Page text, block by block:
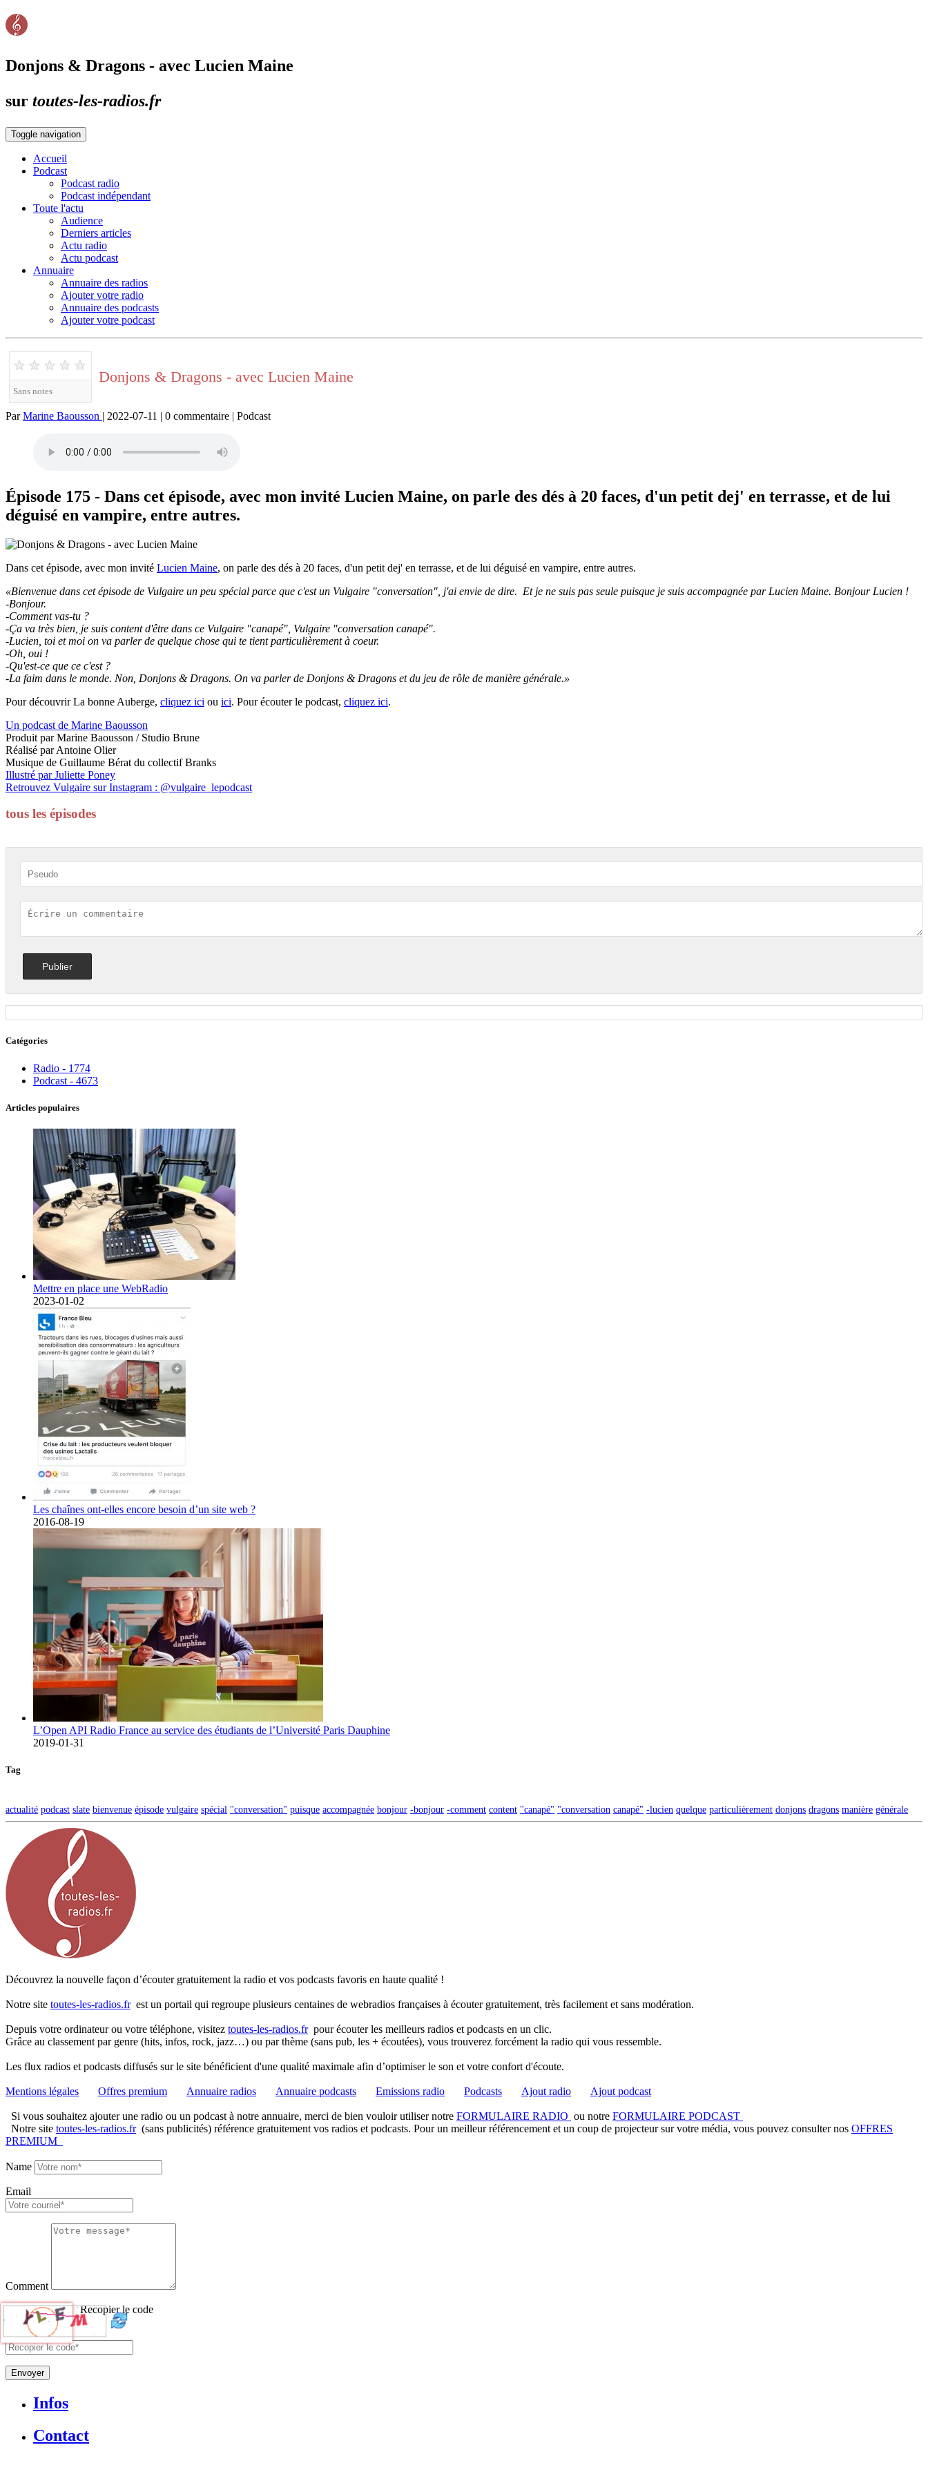
Donjons & Dragons - avec Lucien Maine
sur toutes-les-radios.fr
Toggle navigation
Accueil
Podcast
Podcast radio
Podcast indépendant
Toute l'actu
Audience
Derniers articles
Actu radio
Actu podcast
Annuaire
Annuaire des radios
Ajouter votre radio
Annuaire des podcasts
Ajouter votre podcast
★ ★ ★ ★ ★
Sans notes
Donjons & Dragons - avec Lucien Maine
ParMarine Baousson | 2022-07-11 | 0 commentaire | Podcast
Épisode 175 - Dans cet épisode, avec mon invité Lucien Maine, on parle des dés à 20 faces, d'un petit dej' en terrasse, et de lui
déguisé en vampire, entre autres.
Dans cet épisode, avec mon invité Lucien Maine, on parle des dés à 20 faces, d'un petit dej' en terrasse, et de lui déguisé en vampire, entre autres.
«Bienvenue dans cet épisode de Vulgaire un peu spécial parce que c'est un Vulgaire "conversation", j'ai envie de dire. Et je ne suis pas seule puisque je suis accompagnée par Lucien Maine. Bonjour Lucien !
-Bonjour.
-Comment vas-tu ?
-Ça va très bien, je suis content d'être dans ce Vulgaire "canapé", Vulgaire "conversation canapé".
-Lucien, toi et moi on va parler de quelque chose qui te tient particulièrement à coeur.
-Oh, oui !
-Qu'est-ce que ce c'est ?
-La faim dans le monde. Non, Donjons & Dragons. On va parler de Donjons & Dragons et du jeu de rôle de manière générale.»
Pour découvrir La bonne Auberge, cliquez ici ou ici. Pour écouter le podcast, cliquez ici.
Un podcast de Marine Baousson
Produit par Marine Baousson / Studio Brune
Réalisé par Antoine Olier
Musique de Guillaume Bérat du collectif Branks
Illustré par Juliette Poney
Retrouvez Vulgaire sur Instagram : @vulgaire_lepodcast
tous les épisodes
Catégories
Radio - 1774
Podcast - 4673
Articles populaires
Mettre en place une WebRadio
2023-01-02
Les chaînes ont-elles encore besoin d’un site web ?
2016-08-19
L’Open API Radio France au service des étudiants de l’Université Paris Dauphine
2019-01-31
Tag
actualité podcast slate bienvenue épisode vulgaire spécial "conversation" puisque accompagnée bonjour -bonjour -comment content "canapé" "conversation canapé" -lucien quelque particulièrement donjons dragons manière générale
Découvrez la nouvelle façon d’écouter gratuitement la radio et vos podcasts favoris en haute qualité !
Notre site toutes-les-radios.frest un portail qui regroupe plusieurs centaines de webradios françaises à écouter gratuitement, très facilement et sans modération.
Depuis votre ordinateur ou votre téléphone, visitez toutes-les-radios.frpour écouter les meilleurs radios et podcasts en un clic.
Grâce au classement par genre (hits, infos, rock, jazz…) ou par thème (sans pub, les + écoutées), vous trouverez forcément la radio qui vous ressemble.
Les flux radios et podcasts diffusés sur le site bénéficient d'une qualité maximale afin d’optimiser le son et votre confort d'écoute.
Mentions légales Offres premium Annuaire radios Annuaire podcasts Emissions radio Podcasts Ajout radio Ajout podcast
Si vous souhaitez ajouter une radio ou un podcast à notre annuaire, merci de bien vouloir utiliser notre FORMULAIRE RADIO ou notre FORMULAIRE PODCAST
Notre site toutes-les-radios.fr(sans publicités) référence gratuitement vos radios et podcasts. Pour un meilleur référencement et un coup de projecteur sur votre média, vous pouvez consulter nos OFFRES
PREMIUM
Name
Email
Comment
Recopier le code
Envoyer
Infos
Contact